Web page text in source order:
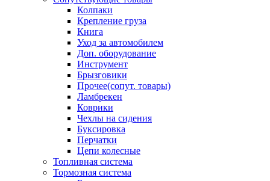
Колпаки
Крепление груза
Книга
Уход за автомобилем
Доп. оборудование
Инструмент
Брызговики
Прочее(сопут. товары)
Ламбрекен
Коврики
Чехлы на сидения
Буксировка
Перчатки
Цепи колесные
Топливная система
Тормозная система